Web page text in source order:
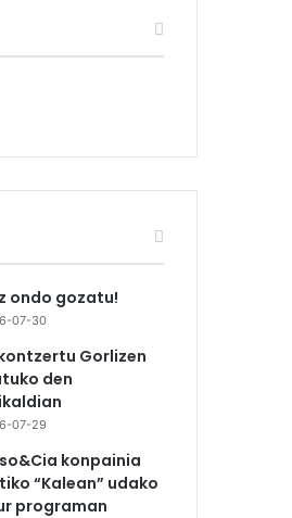
ondo gozatu!
07-30
Gorlizen
den
07-29
konpainia
“Kalean” udako
programan